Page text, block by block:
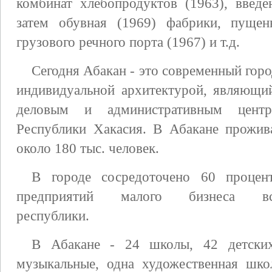
затем обувная (1969) фабрики,
грузового речного порта (1967) и т.д.
Сегодня Абакан - это современный
индивидуальной архитектурой,
деловым и административным
Республики Хакасия. В Абакане
около 180 тыс. человек.
В городе сосредоточено 60
предприятий малого бизнеса
республики.
В Абакане - 24 школы, 42 детских
музыкальные, одна художественная